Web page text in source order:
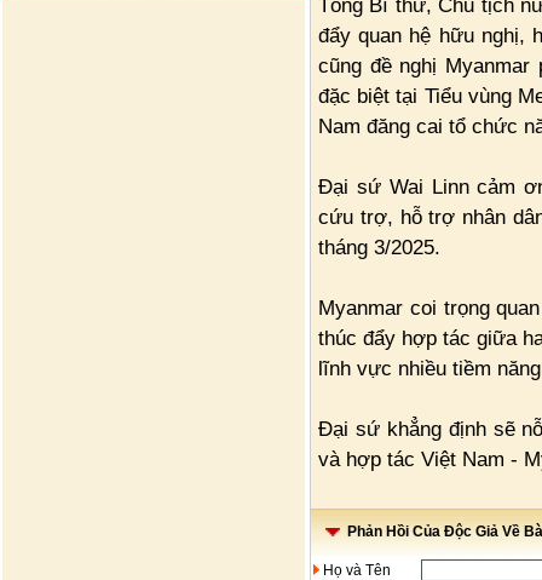
Tổng Bí thư, Chủ tịch
đẩy quan hệ hữu nghị,
cũng đề nghị
đặc biệt tại Tiểu vùng
Nam đăng cai tổ chức
Đại sứ Wai Linn cảm
cứu trợ, hỗ trợ nhân
tháng 3/2025.
Myanmar coi trọng
thúc đẩy hợp tác giữa
lĩnh vực nhiều tiềm
Đại sứ khẳng định sẽ
và hợp tác Việt Nam -
Phản Hồi Của Độc Giả Về
Họ và Tên